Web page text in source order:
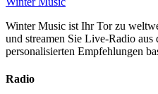
Winter Music ist Ihr Tor zu
und streamen Sie Live-Radio aus
personalisierten Empfehlungen
Radio